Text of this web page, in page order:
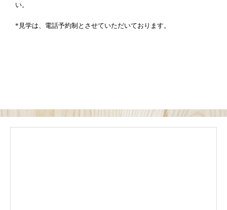
い。
*見学は、電話予約制とさせていただいております。